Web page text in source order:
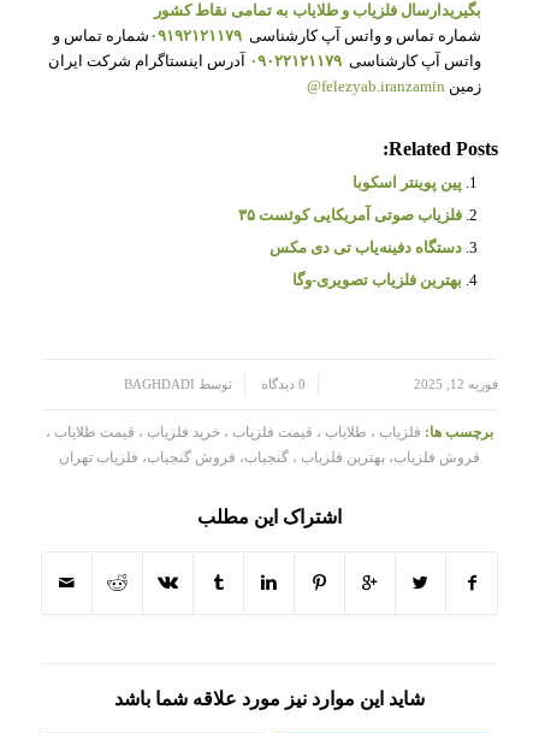
بگیریدارسال فلزیاب و طلایاب به تمامی نقاط کشور
شماره تماس و واتس آپ کارشناسی ۰۹۱۹۲۱۲۱۱۷۹ شماره تماس و
واتس آپ کارشناسی ۰۹۰۲۲۱۲۱۱۷۹ آدرس اینستاگرام شرکت ایران
زمین felezyab.iranzamin@
Related Posts:
پین پوینتر اسکوبا
فلزیاب صوتی آمریکایی کوئست ۳۵
دستگاه دفینه‌یاب تی دی مکس
بهترین فلزیاب تصویری-وگا
فوریه 12, 2025 0 دیدگاه توسط BAGHDADI
برچسب ها: فلزیاب ، طلایاب ، قیمت فلزیاب ، خرید فلزیاب ، قیمت طلایاب ،
فروش فلزیاب، بهترین فلزیاب ، گنجیاب، فروش گنجیاب، فلزیاب تهران
اشتراک این مطلب
شاید این موارد نیز مورد علاقه شما باشد